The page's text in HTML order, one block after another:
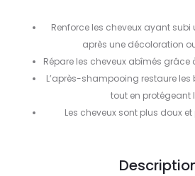
Renforce les cheveux ayant
après une décoloration
Répare les cheveux abîmés grâce
L’après-shampooing restaure
tout en protégeant
Les cheveux sont plus doux